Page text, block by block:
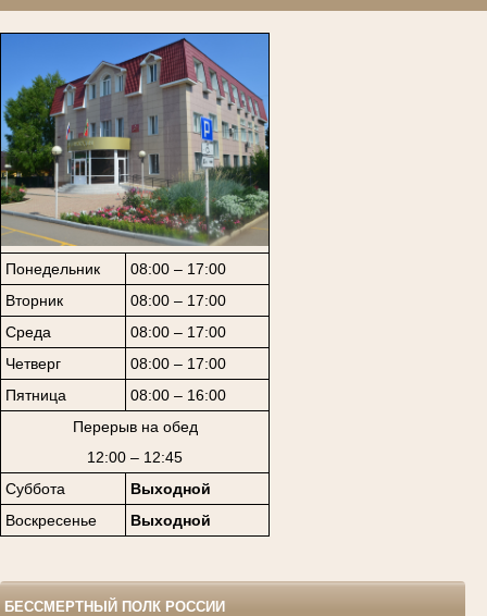
Понедельник
08:00 – 17:00
Вторник
08:00 – 17:00
Среда
08:00 – 17:00
Четверг
08:00 – 17:00
Пятница
08:00 – 16:00
Перерыв на обед
12:00 – 12:45
Суббота
Выходной
Воскресенье
Выходной
БЕССМЕРТНЫЙ ПОЛК РОССИИ